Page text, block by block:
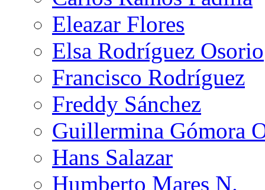
Eleazar Flores
Elsa Rodríguez Osorio
Francisco Rodríguez
Freddy Sánchez
Guillermina Gómora
Hans Salazar
Humberto Mares N.